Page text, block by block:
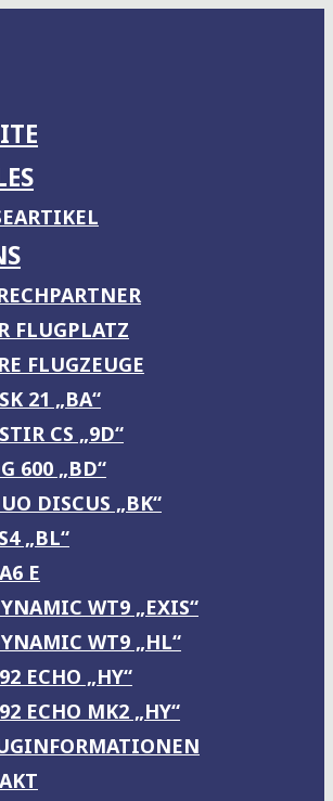
FLUGPLATZ
FLUGZEUGE
21 „BA“
CS „9D“
600 „BD“
DISCUS „BK“
„BL“
E
WT9 „EXIS“
WT9 „HL“
ECHO „HY“
ECHO MK2 „HY“